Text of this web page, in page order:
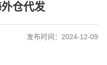
仓代发
发布时间：2024-12-09